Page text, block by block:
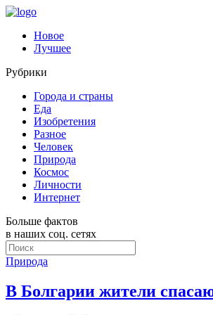
Новое
Лучшее
Рубрики
Города и страны
Еда
Изобретения
Разное
Человек
Природа
Космос
Личности
Интернет
Больше фактов
в наших соц. сетях
Природа
В Болгарии жители